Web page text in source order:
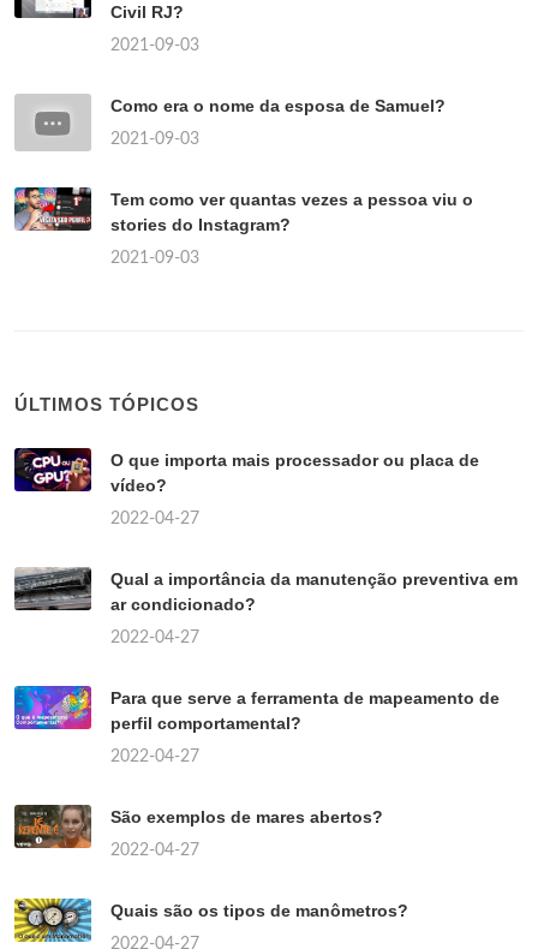
Civil RJ?
2021-09-03
Como era o nome da esposa de Samuel?
2021-09-03
Tem como ver quantas vezes a pessoa viu o
stories do Instagram?
2021-09-03
ÚLTIMOS TÓPICOS
O que importa mais processador ou placa de
vídeo?
2022-04-27
Qual a importância da manutenção preventiva em
ar condicionado?
2022-04-27
Para que serve a ferramenta de mapeamento de
perfil comportamental?
2022-04-27
São exemplos de mares abertos?
2022-04-27
Quais são os tipos de manômetros?
2022-04-27